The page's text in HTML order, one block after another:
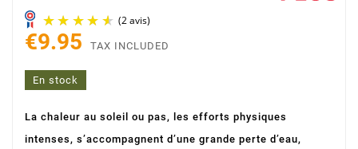
€9.95 TAX INCLUDED
En stock
La chaleur au soleil ou pas, les efforts physiques
intenses, s’accompagnent d’une grande perte d’eau,